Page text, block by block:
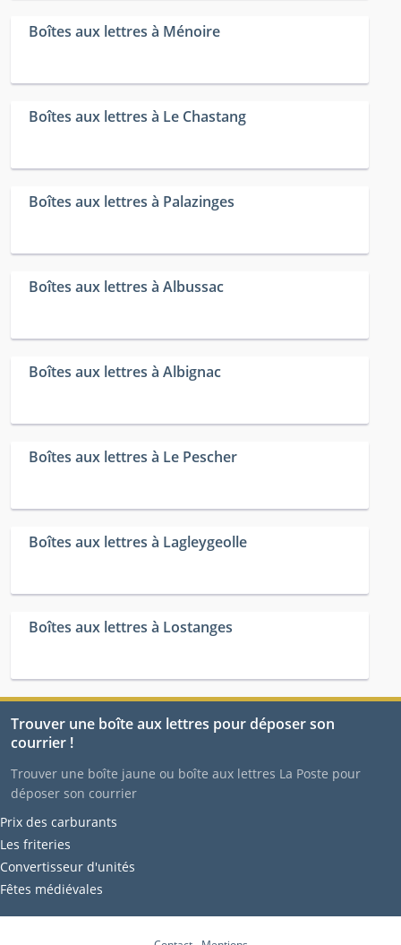
Boîtes aux lettres à Ménoire
Boîtes aux lettres à Le Chastang
Boîtes aux lettres à Palazinges
Boîtes aux lettres à Albussac
Boîtes aux lettres à Albignac
Boîtes aux lettres à Le Pescher
Boîtes aux lettres à Lagleygeolle
Boîtes aux lettres à Lostanges
Trouver une boîte aux lettres pour déposer son
courrier !
Trouver une boîte jaune ou boîte aux lettres La Poste pour
déposer son courrier
Prix des carburants
Les friteries
Convertisseur d'unités
Fêtes médiévales